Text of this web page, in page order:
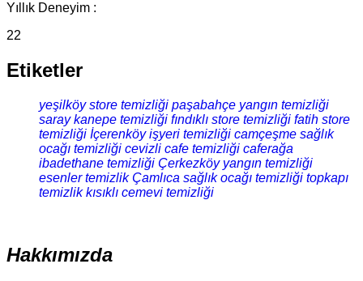
Yıllık Deneyim :
22
Etiketler
yeşilköy store temizliği paşabahçe yangın temizliği
saray kanepe temizliği fındıklı store temizliği fatih store
temizliği İçerenköy işyeri temizliği camçeşme sağlık
ocağı temizliği cevizli cafe temizliği caferağa
ibadethane temizliği Çerkezköy yangın temizliği
esenler temizlik Çamlıca sağlık ocağı temizliği topkapı
temizlik kısıklı cemevi temizliği
Hakkımızda